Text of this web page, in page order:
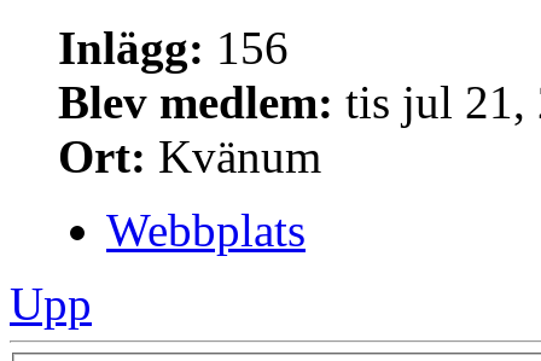
Inlägg: 156
Blev medlem: tis jul 21,
Ort: Kvänum
Webbplats
Upp